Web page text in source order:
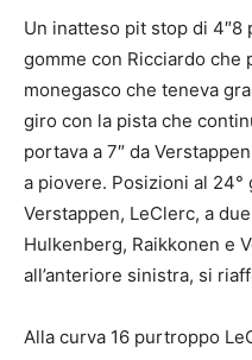
Un inatteso pit stop di 4″8
gomme con Ricciardo che
monegasco che teneva
giro con la pista che
portava a 7″ da
a piovere. Posizioni al 24°
Verstappen, LeClerc, a
Hulkenberg, Raikkonen e
all’anteriore sinistra, si
Alla curva 16 purtroppo